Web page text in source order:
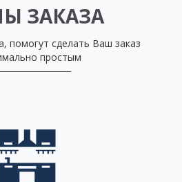
ЗАКАЗА
помогут сделать Ваш заказ
простым